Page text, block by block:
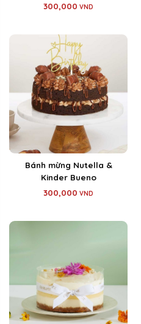
300,000 VND
Bánh mừng Nutella &
Kinder Bueno
300,000 VND